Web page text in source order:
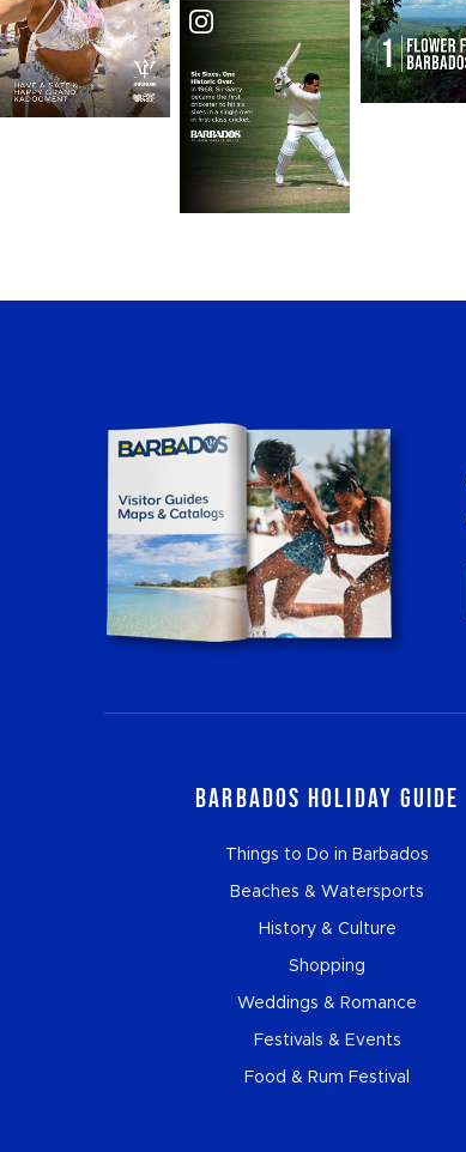
Barbados Holiday Guide
Things to Do in Barbados
Beaches & Watersports
History & Culture
Shopping
Weddings & Romance
Festivals & Events
Food & Rum Festival